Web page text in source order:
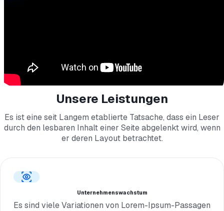
Unsere Leistungen
Es ist eine seit Langem etablierte Tatsache, dass ein Leser
durch den lesbaren Inhalt einer Seite abgelenkt wird, wenn
er deren Layout betrachtet.
Unternehmenswachstum
Es sind viele Variationen von Lorem-Ipsum-Passagen